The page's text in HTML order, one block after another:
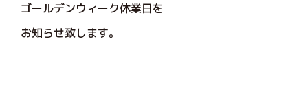
ゴールデンウィーク休業日を
お知らせ致します。